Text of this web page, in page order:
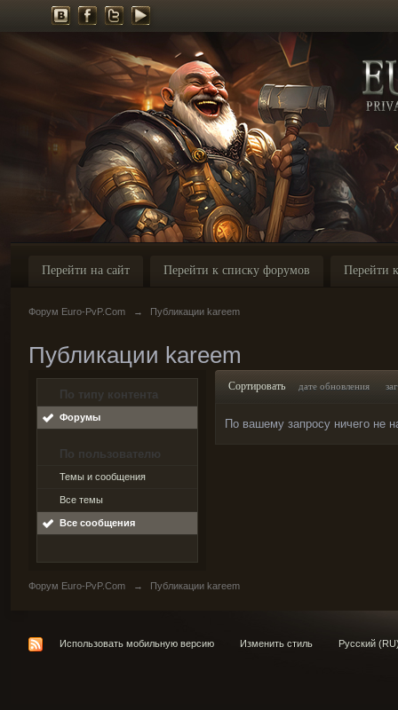
Перейти на сайт Перейти к списку форумов Перейти
Форум Euro-PvP.Com → Публикации kareem
Публикации kareem
По типу контента
Форумы
По пользователю
Темы и сообщения
Все темы
Все сообщения
Сортировать дате обновления
По вашему запросу ничего не
Форум Euro-PvP.Com → Публикации kareem
Использовать мобильную версию Изменить стиль Русский